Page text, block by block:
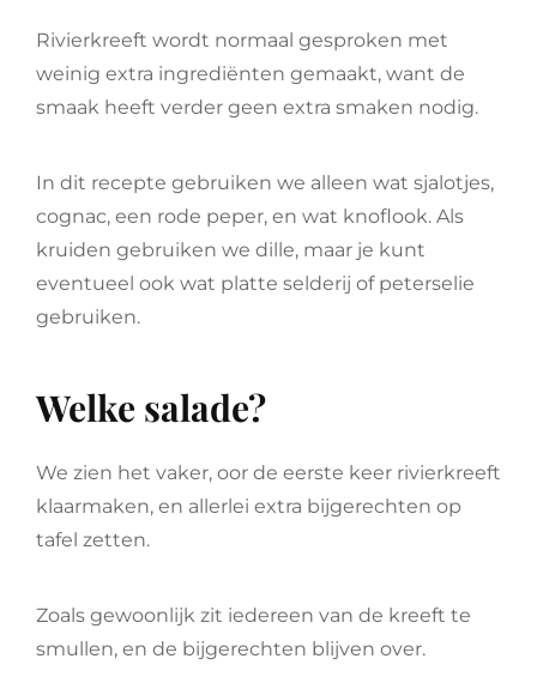
Rivierkreeft wordt normaal gesproken met
weinig extra ingrediënten gemaakt, want de
smaak heeft verder geen extra smaken nodig.
In dit recepte gebruiken we alleen wat sjalotjes,
cognac, een rode peper, en wat knoflook. Als
kruiden gebruiken we dille, maar je kunt
eventueel ook wat platte selderij of peterselie
gebruiken.
Welke salade?
We zien het vaker, oor de eerste keer rivierkreeft
klaarmaken, en allerlei extra bijgerechten op
tafel zetten.
Zoals gewoonlijk zit iedereen van de kreeft te
smullen, en de bijgerechten blijven over.